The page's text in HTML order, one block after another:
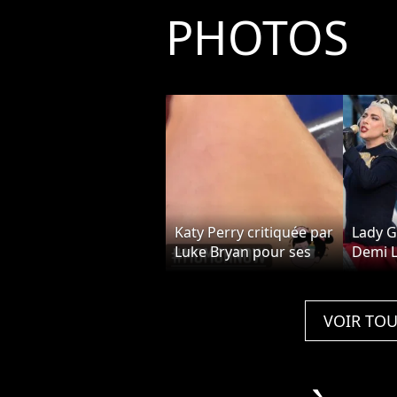
PHOTOS
Katy Perry critiquée par
Luke Bryan pour ses
Lady
Demi
ont
Biden
VOIR